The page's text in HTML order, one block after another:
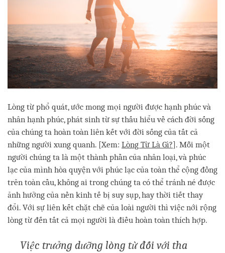
Lòng từ phổ quát, ước mong mọi người được hạnh phúc và
nhân hạnh phúc, phát sinh từ sự thấu hiểu về cách đời sống
của chúng ta hoàn toàn liên kết với đời sống của tất cả
những người xung quanh. [Xem: Lòng Từ Là Gì?]. Mỗi một
người chúng ta là một thành phần của nhân loại, và phúc
lạc của mình hòa quyện với phúc lạc của toàn thể cộng đồng
trên toàn cầu, không ai trong chúng ta có thể tránh né được
ảnh hưởng của nền kinh tế bị suy sụp, hay thời tiết thay
đổi. Với sự liên kết chặt chẽ của loài người thì việc nới rộng
lòng từ đến tất cả mọi người là điều hoàn toàn thích hợp.
Việc trưởng dưỡng lòng từ đối với tha